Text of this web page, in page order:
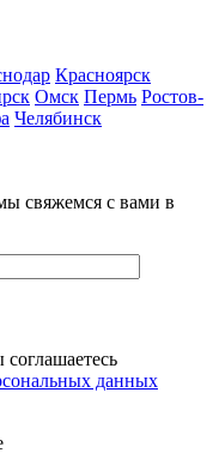
Красноярск
Омск Пермь Ростов-
Челябинск
свяжемся с вами в
данных